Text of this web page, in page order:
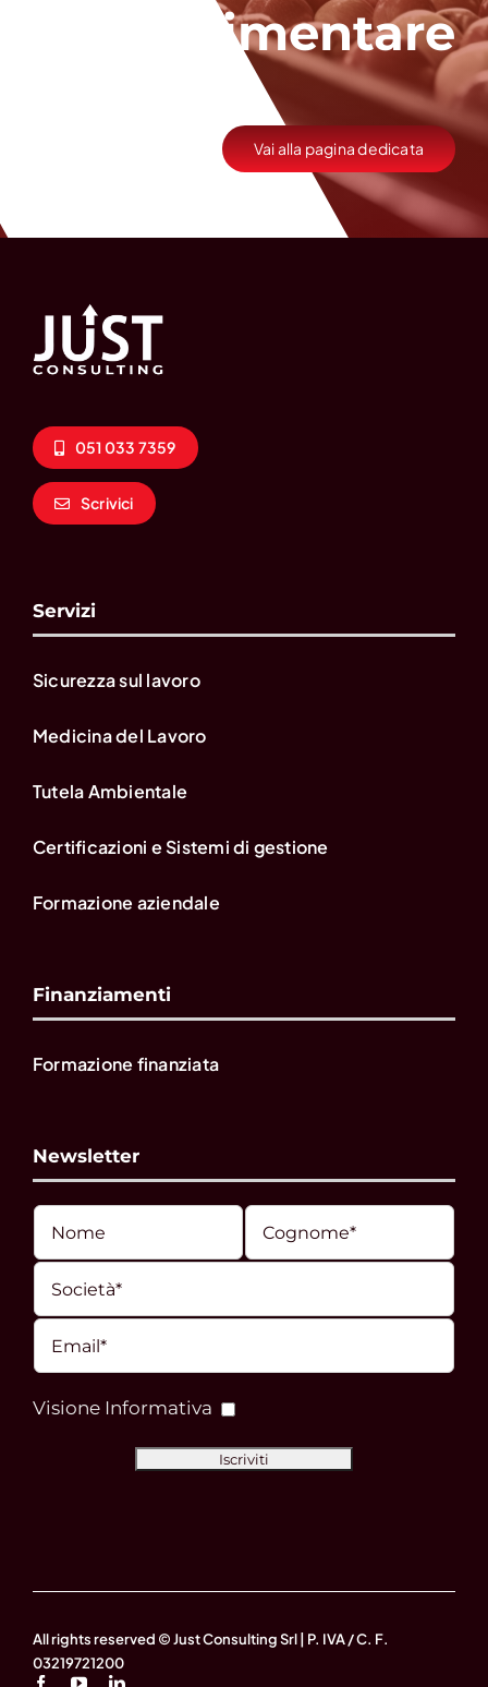
Alimentare
Vai alla pagina dedicata
051 033 7359
Scrivici
Servizi
Sicurezza sul lavoro
Medicina del Lavoro
Tutela Ambientale
Certificazioni e Sistemi di gestione
Formazione aziendale
Finanziamenti
Formazione finanziata
Newsletter
Visione Informativa
All rights reserved © Just Consulting Srl | P. IVA / C. F.
03219721200